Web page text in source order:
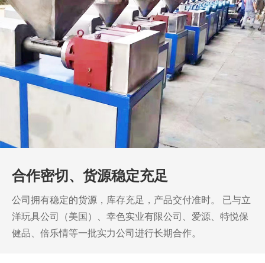
合作密切、货源稳定充足
公司拥有稳定的货源，库存充足，产品交付准时。
已与立
洋玩具公司（美国）、幸色实业有限公司、爱源、特悦保
健品、倍乐情等一批实力公司进行长期合作。